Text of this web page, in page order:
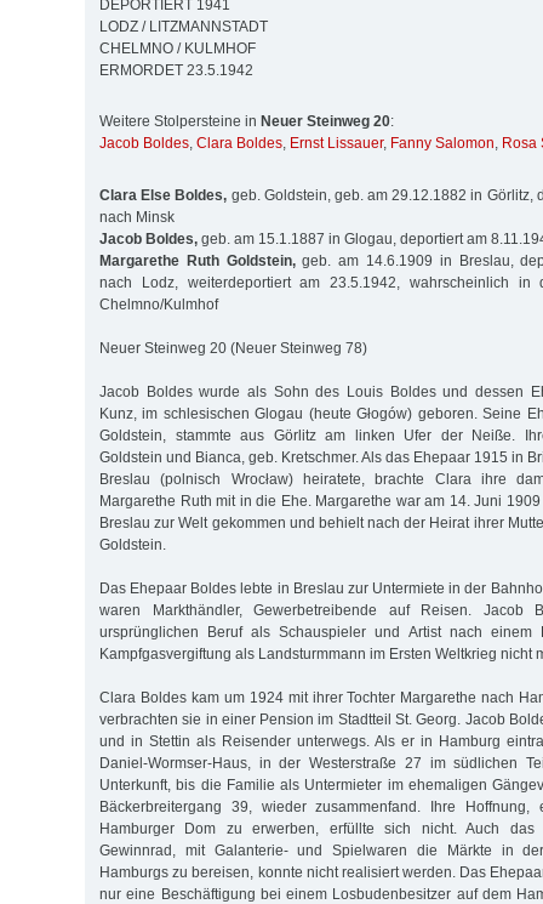
DEPORTIERT 1941
LODZ / LITZMANNSTADT
CHELMNO / KULMHOF
ERMORDET 23.5.1942
Weitere Stolpersteine in Neuer Steinweg 20:
Jacob Boldes, Clara Boldes, Ernst Lissauer, Fanny Salomon, Rosa
Clara Else Boldes, geb. Goldstein, geb. am 29.12.1882 in Görlitz,
nach Minsk
Jacob Boldes, geb. am 15.1.1887 in Glogau, deportiert am
Margarethe Ruth Goldstein,geb. am 14.6.1909 in Breslau,
nach Lodz, weiterdeportiert am 23.5.1942, wahrscheinlich in
Chelmno/Kulmhof
Neuer Steinweg 20 (Neuer Steinweg 78)
Jacob Boldes wurde als Sohn des Louis Boldes und dessen
Kunz, im schlesischen Glogau (heute Głogów) geboren. Seine
Goldstein, stammte aus Görlitz am linken Ufer der Neiße.
Goldstein und Bianca, geb. Kretschmer. Als das Ehepaar 1915 in
Breslau (polnisch Wrocław) heiratete, brachte Clara ihre
Margarethe Ruth mit in die Ehe. Margarethe war am 14. Juni
Breslau zur Welt gekommen und behielt nach der Heirat ihrer
Goldstein.
Das Ehepaar Boldes lebte in Breslau zur Untermiete in der
waren Markthändler, Gewerbetreibende auf Reisen. Jacob
ursprünglichen Beruf als Schauspieler und Artist nach einem
Kampfgasvergiftung als Landsturmmann im Ersten Weltkrieg nicht
Clara Boldes kam um 1924 mit ihrer Tochter Margarethe nach
verbrachten sie in einer Pension im Stadtteil St. Georg. Jacob
und in Stettin als Reisender unterwegs. Als er in Hamburg
Daniel-Wormser-Haus, in der Westerstraße 27 im südlichen
Unterkunft, bis die Familie als Untermieter im ehemaligen
Bäckerbreitergang 39, wieder zusammenfand. Ihre
Hamburger Dom zu erwerben, erfüllte sich nicht. Auch das
Gewinnrad, mit Galanterie- und Spielwaren die Märkte in
Hamburgs zu bereisen, konnte nicht realisiert werden. Das
nur eine Beschäftigung bei einem Losbudenbesitzer auf dem